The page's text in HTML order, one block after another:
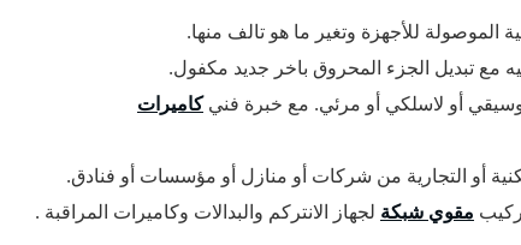
الموصولة للأجهزة وتغير ما هو تالف منها.
مع تبديل الجزء المحروق باخر جديد مكفول.
أو لاسلكي أو مرئي. مع خبرة فنيكاميرات
أو التجارية من شركات أو منازل أو مؤسسات أو فنادق.
مقوي شبكة لجهاز الانتركم والبدالات وكاميرات المراقبة .